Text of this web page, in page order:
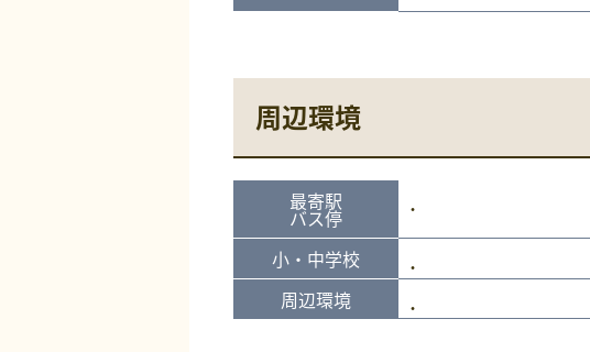
周辺環境
最寄駅
バス停
小・中学校
周辺環境